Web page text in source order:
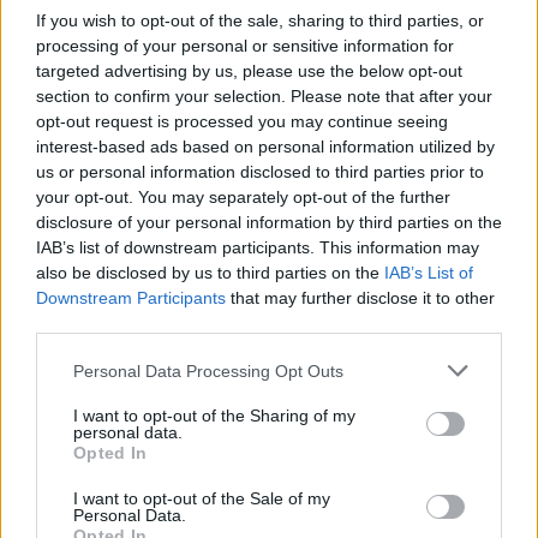
If you wish to opt-out of the sale, sharing to third parties, or
processing of your personal or sensitive information for
targeted advertising by us, please use the below opt-out
section to confirm your selection. Please note that after your
opt-out request is processed you may continue seeing
interest-based ads based on personal information utilized by
us or personal information disclosed to third parties prior to
your opt-out. You may separately opt-out of the further
disclosure of your personal information by third parties on the
IAB’s list of downstream participants. This information may
also be disclosed by us to third parties on the IAB’s List of
Downstream Participants that may further disclose it to other
Personal Data Processing Opt Outs
I want to opt-out of the Sharing of my
personal data.
Opted In
I want to opt-out of the Sale of my
Personal Data.
Tip na domácí pokus?
„Dřevěné biouhlí má ale jednu mimořádnou vlastnost:
velmi pomalý rozklad,“ upozorňuje Margenot. Uhlík v něm
vázaný se „uvolňuje“, ale v horizontu staletí. Což z něj činí
velmi slibnou alternativu vůči rašelině. Jak si ale v
substrátu obohaceném o tuto složku vedou rostliny?
Nedejte na první dojem. Výsledek je totiž o něco méně
efektní, než s rašelinou. To proto, že uhlí má vyšší pH (v
univerzitních sklenících pracovali i s komerčním dřevěným
uhlím o pH 10,9).
Přečtěte si také |
Tajuplná rašeliniště
„Po rané fázi, trvající dva až tři týdny, se ale rostliny s tímto
novým substrátem naprosto sžily,“ říká Margenot. „A v
období kvetení už byste nepoznali rozdíl.“ Tento slibný